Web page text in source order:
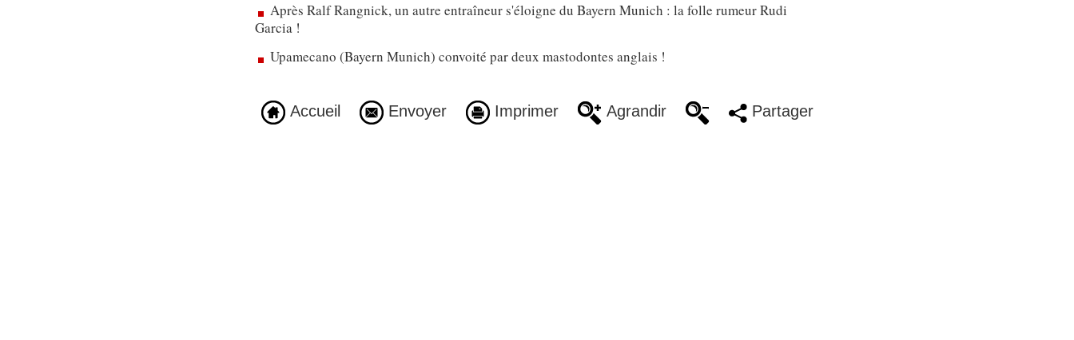
Après Ralf Rangnick, un autre entraîneur s'éloigne du Bayern Munich : la folle rumeur Rudi
Garcia !
Upamecano (Bayern Munich) convoité par deux mastodontes anglais !
Accueil Envoyer Imprimer Agrandir Partager